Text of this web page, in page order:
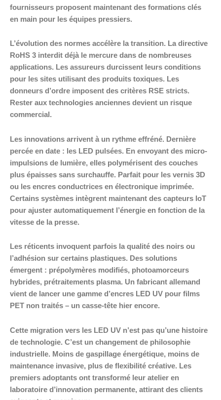
fournisseurs proposent maintenant des formations clés
en main pour les équipes pressiers.
L’évolution des normes accélère la transition. La directive
RoHS 3 interdit déjà le mercure dans de nombreuses
applications. Les assureurs durcissent leurs conditions
pour les sites utilisant des produits toxiques. Les
donneurs d’ordre imposent des critères RSE stricts.
Rester aux technologies anciennes devient un risque
commercial.
Les innovations arrivent à un rythme effréné. Dernière
percée en date : les LED pulsées. En envoyant des micro-
impulsions de lumière, elles polymérisent des couches
plus épaisses sans surchauffe. Parfait pour les vernis 3D
ou les encres conductrices en électronique imprimée.
Certains systèmes intègrent maintenant des capteurs IoT
pour ajuster automatiquement l’énergie en fonction de la
vitesse de la presse.
Les réticents invoquent parfois la qualité des noirs ou
l’adhésion sur certains plastiques. Des solutions
émergent : prépolymères modifiés, photoamorceurs
hybrides, prétraitements plasma. Un fabricant allemand
vient de lancer une gamme d’encres LED UV pour films
PET non traités – un casse-tête hier encore.
Cette migration vers les LED UV n’est pas qu’une histoire
de technologie. C’est un changement de philosophie
industrielle. Moins de gaspillage énergétique, moins de
maintenance invasive, plus de flexibilité créative. Les
premiers adoptants ont transformé leur atelier en
laboratoire d’innovation permanente, attirant des clients